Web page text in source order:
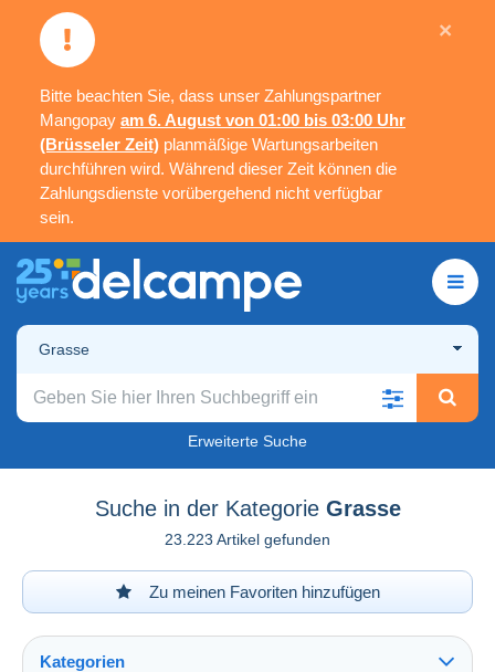
Bitte beachten Sie, dass unser Zahlungspartner
Mangopay am 6. August von 01:00 bis 03:00 Uhr
(Brüsseler Zeit) planmäßige Wartungsarbeiten
durchführen wird. Während dieser Zeit können die
Zahlungsdienste vorübergehend nicht verfügbar
sein.
×
Grasse
Erweiterte Suche
Suche in der Kategorie Grasse
23.223 Artikel gefunden
Zu meinen Favoriten hinzufügen
Kategorien